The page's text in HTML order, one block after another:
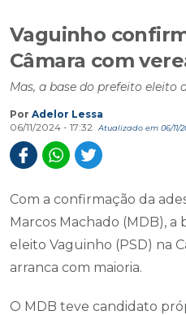
Vaguinho
Câmara com
Mas, a base do prefeito eleito
Por Adelor Lessa
06/11/2024 - 17:32
Atualizado em 06/11/
Com a confirmação da
Marcos Machado (MDB),
eleito Vaguinho (PSD) na
arranca com maioria.
O MDB teve candidato